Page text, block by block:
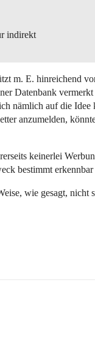
indirekt
m. E. hinreichend
Datenbank vermerkt
nämlich auf die Idee
anzumelden,
keinerlei
bestimmt erkennbar
wie gesagt, nicht